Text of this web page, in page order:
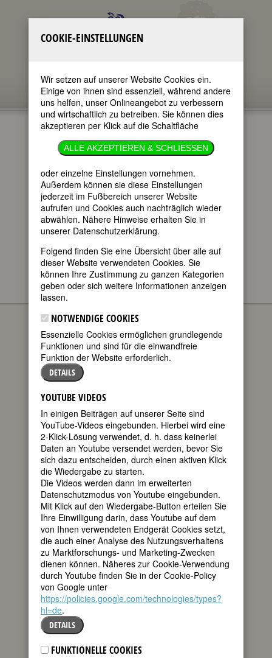
MADELEINE
SOPHIE
ARNOULD
im ganzen Text
BIOGRAPHIEN
geboren am
13. Februar
1740 in Paris
gestorben am
18. Oktober
1802 in Paris
französische
Sopranistin
285.
Geburtstag
am 13.
Februar 2025
Biografie•Weblinks•Literatur &
Quellen
BIOGRAFIE
teilen
Sophie Arnould
war ein
Vierteljahrhundert
lang die
„Primadonna
assoluta“ der
COOKIE-EINSTELLUNGEN
Wir setzen auf unserer Website Cookies ein.
Einige von ihnen sind essenziell, während andere
uns helfen, unser Onlineangebot zu verbessern
und wirtschaftlich zu betreiben. Sie können dies
akzeptieren per Klick auf die Schaltfläche
ALLE AKZEPTIEREN & SCHLIESSEN
oder einzelne Einstellungen vornehmen.
Außerdem können sie diese Einstellungen
jederzeit im Fußbereich unserer Website
aufrufen und Cookies auch nachträglich wieder
abwählen. Nähere Hinweise erhalten Sie in
unserer Datenschutzerklärung.
Folgend finden Sie eine Übersicht über alle auf
dieser Website verwendeten Cookies. Sie
können Ihre Zustimmung zu ganzen Kategorien
geben oder sich weitere Informationen anzeigen
lassen.
NOTWENDIGE COOKIES
Essenzielle Cookies ermöglichen grundlegende
Funktionen und sind für die einwandfreie
Funktion der Website erforderlich.
DETAILS
YOUTUBE VIDEOS
In einigen Beiträgen auf unserer Seite sind
YouTube-Videos eingebunden. Hierbei wird eine
2-Klick-Lösung verwendet, d. h. dass keinerlei
Daten an Youtube versendet werden, bevor Sie
sich dazu entscheiden, durch einen aktiven Klick
die Wiedergabe zu starten.
Die Videos werden dann im erweiterten
Datenschutzmodus von Youtube eingebunden.
Mit Klick auf den Wiedergabe-Button erteilen Sie
Ihre Einwilligung darin, dass Youtube auf dem
von Ihnen verwendeten Endgerät Cookies setzt,
die auch einer Analyse des Nutzungsverhaltens
zu Marktforschungs- und Marketing-Zwecken
dienen können. Näheres zur Cookie-Verwendung
durch Youtube finden Sie in der Cookie-Policy
von Google unter
https://policies.google.com/technologies/types?
hl=de.
DETAILS
FUNKTIONELLE COOKIES